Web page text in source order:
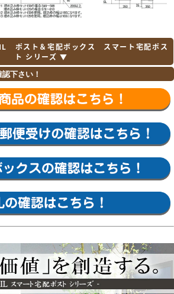
ポスト＆宅配ボックス スマート宅配ポス
ト シリーズ ▼